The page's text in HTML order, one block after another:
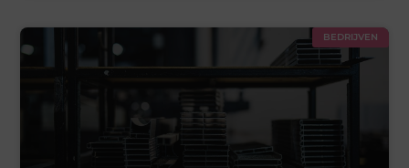
BEDRIJVEN